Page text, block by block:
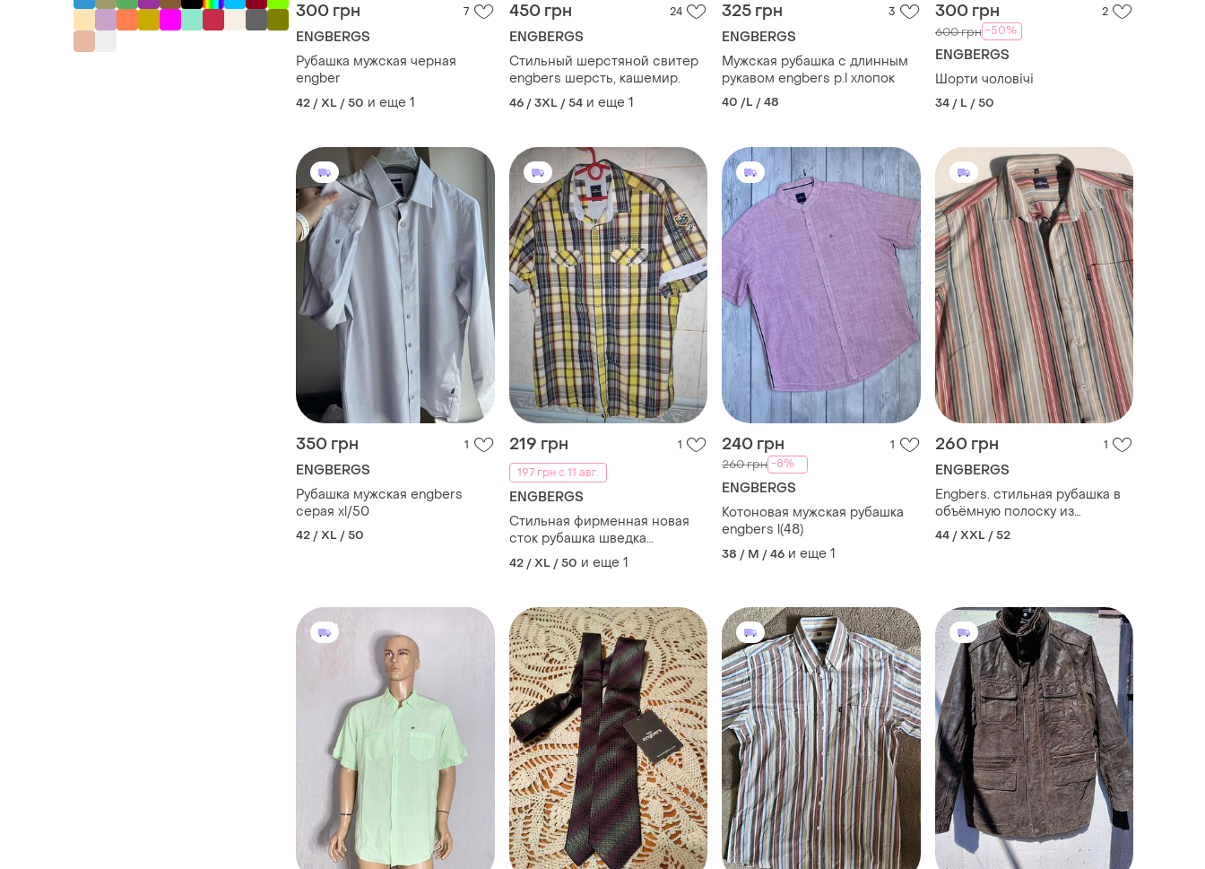
300 грн 7
ENGBERGS
Рубашка мужская черная
engber
42 / XL / 50 и еще 1
450 грн 24
ENGBERGS
Стильный шерстяной свитер
engbers шерсть, кашемир.
46 / 3XL / 54 и еще 1
325 грн 3
ENGBERGS
Мужская рубашка с длинным
рукавом engbers р.l хлопок
40 /L / 48
300 грн 2
600 грн -50%
ENGBERGS
Шорти чоловічі
34 / L / 50
350 грн 1
ENGBERGS
Рубашка мужская engbers
серая xl/50
42 / XL / 50
219 грн
1
197 грн с 11 авг.
ENGBERGS
Стильная фирменная новая
сток рубашка шведка
бренд.engbers.хл
42 / XL / 50 и еще 1
240 грн 1
260 грн -8%
ENGBERGS
Котоновая мужская рубашка
engbers l(48)
38 / M / 46 и еще 1
260 грн 1
ENGBERGS
Engbers. стильная рубашка в
объёмную полоску из
германии.
44 / XXL / 52